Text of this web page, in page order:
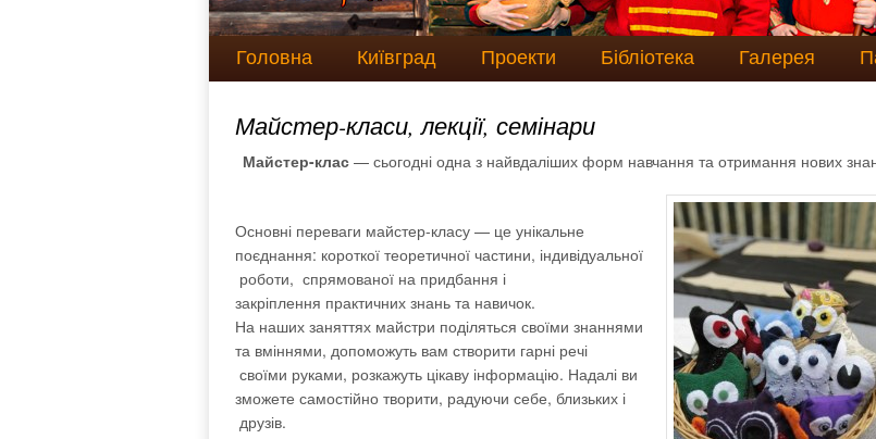
Головна Київград Проекти Бібліотека Галерея
Майстер-класи, лекції, семінари
Майстер-клас — сьогодні одна з найвдаліших форм навчання та отримання нових
Основні переваги майстер-класу — це унікальне
поєднання: короткої теоретичної частини, індивідуальної
роботи, спрямованої на придбання і
закріплення практичних знань та навичок.
На наших заняттях майстри поділяться своїми знаннями
та вміннями, допоможуть вам створити гарні речі
своїми руками, розкажуть цікаву інформацію. Надалі ви
зможете самостійно творити, радуючи себе, близьких і
друзів.